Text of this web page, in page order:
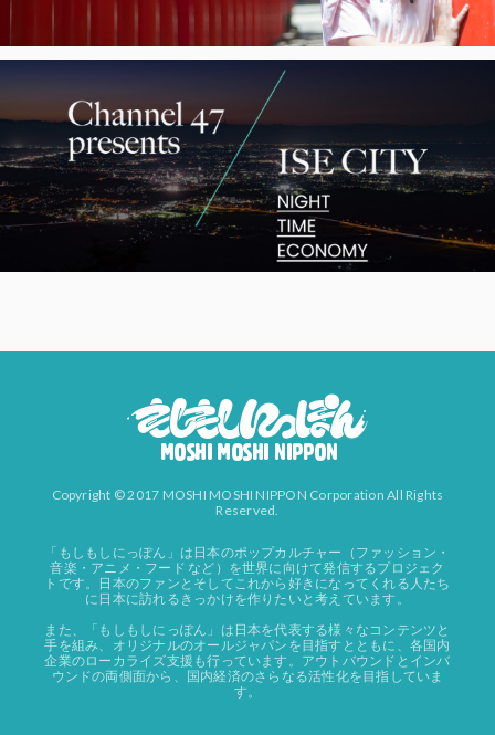
Copyright © 2017 MOSHI MOSHI NIPPON Corporation All Rights
Reserved.
「もしもしにっぽん」は日本のポップカルチャー（ファッション・
音楽・アニメ・フード など）を世界に向けて発信するプロジェク
トです。日本のファンとそしてこれから好きになってくれる人たち
に日本に訪れるきっかけを作りたいと考えています。
また、「もしもしにっぽん」は日本を代表する様々なコンテンツと
手を組み、オリジナルのオールジャパンを目指すとともに、各国内
企業のローカライズ支援も行っています。アウトバウンドとインバ
ウンドの両側面から、国内経済のさらなる活性化を目指していま
す。